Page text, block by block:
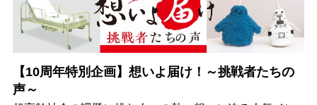
【10周年特別企画】想いよ届け！～挑戦者たちの
声～